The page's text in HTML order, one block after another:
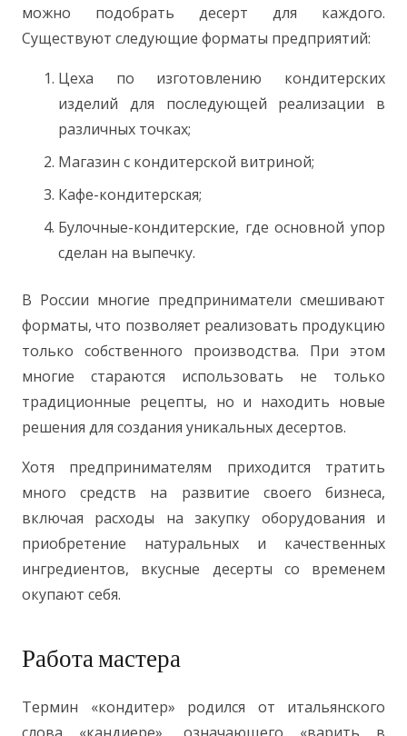
можно подобрать десерт для каждого.
Существуют следующие форматы предприятий:
Цеха по изготовлению кондитерских
изделий для последующей реализации в
различных точках;
Магазин с кондитерской витриной;
Кафе-кондитерская;
Булочные-кондитерские, где основной упор
сделан на выпечку.
В России многие предприниматели смешивают
форматы, что позволяет реализовать продукцию
только собственного производства. При этом
многие стараются использовать не только
традиционные рецепты, но и находить новые
решения для создания уникальных десертов.
Хотя предпринимателям приходится тратить
много средств на развитие своего бизнеса,
включая расходы на закупку оборудования и
приобретение натуральных и качественных
ингредиентов, вкусные десерты со временем
окупают себя.
Работа мастера
Термин «кондитер» родился от итальянского